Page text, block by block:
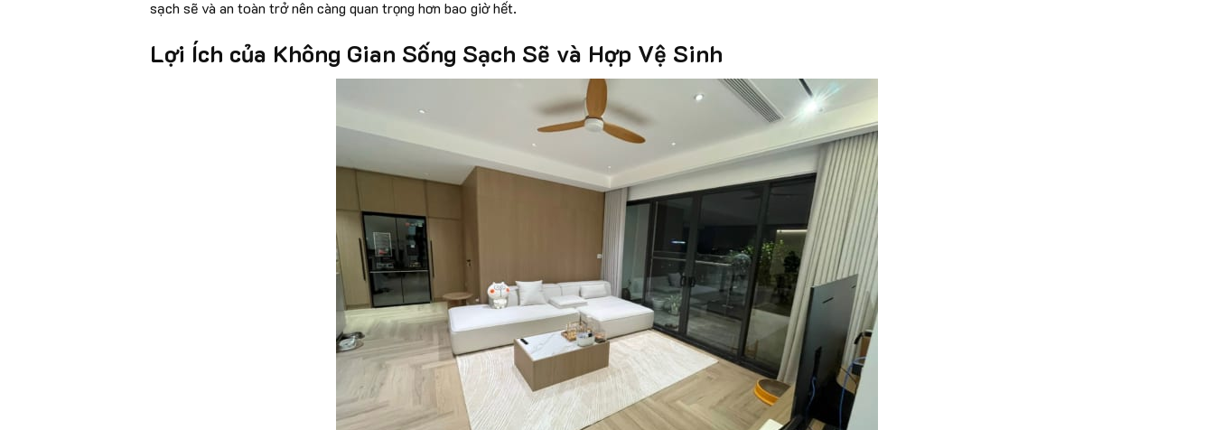
sạch sẽ và an toàn trở nên càng quan trọng hơn bao giờ hết.
Lợi Ích của Không Gian Sống Sạch Sẽ và Hợp Vệ Sinh